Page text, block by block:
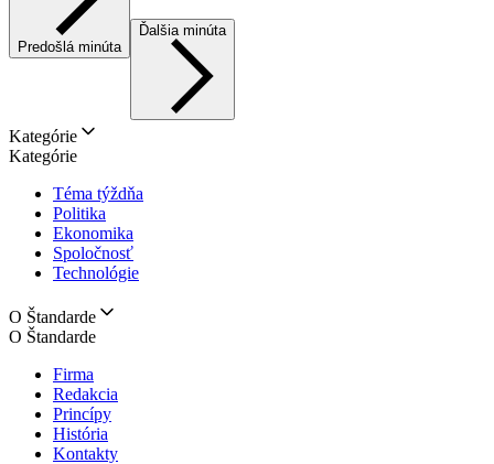
Predošlá minúta
Ďalšia minúta
Kategórie
Kategórie
Téma týždňa
Politika
Ekonomika
Spoločnosť
Technológie
O Štandarde
O Štandarde
Firma
Redakcia
Princípy
História
Kontakty